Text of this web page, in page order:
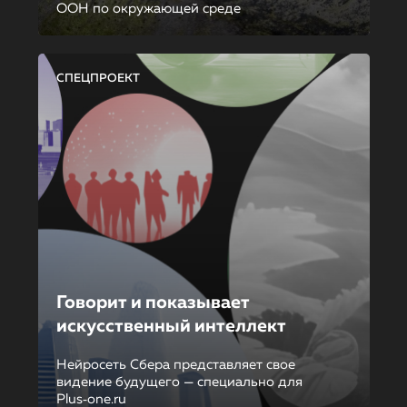
ООН по окружающей среде
СПЕЦПРОЕКТ
Говорит и показывает
искусственный интеллект
Нейросеть Сбера представляет свое
видение будущего — специально для
Plus‑one.ru